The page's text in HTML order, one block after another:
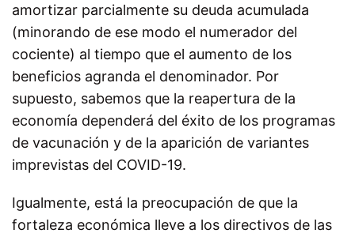
amortizar parcialmente su deuda acumulada
(minorando de ese modo el numerador del
cociente) al tiempo que el aumento de los
beneficios agranda el denominador. Por
supuesto, sabemos que la reapertura de la
economía dependerá del éxito de los programas
de vacunación y de la aparición de variantes
imprevistas del COVID-19.
Igualmente, está la preocupación de que la
fortaleza económica lleve a los directivos de las